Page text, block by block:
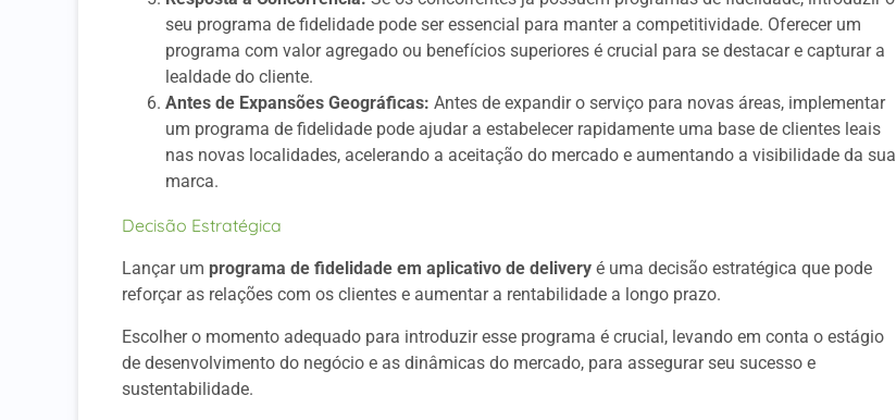
seu programa de fidelidade pode ser essencial para manter a competitividade. Oferecer um
programa com valor agregado ou benefícios superiores é crucial para se destacar e capturar a
lealdade do cliente.
Antes de Expansões Geográficas: Antes de expandir o serviço para novas áreas, implementar
um programa de fidelidade pode ajudar a estabelecer rapidamente uma base de clientes leais
nas novas localidades, acelerando a aceitação do mercado e aumentando a visibilidade da sua
marca.
Decisão Estratégica
Lançar um programa de fidelidade em aplicativo de delivery é uma decisão estratégica que pode
reforçar as relações com os clientes e aumentar a rentabilidade a longo prazo.
Escolher o momento adequado para introduzir esse programa é crucial, levando em conta o estágio
de desenvolvimento do negócio e as dinâmicas do mercado, para assegurar seu sucesso e
sustentabilidade.